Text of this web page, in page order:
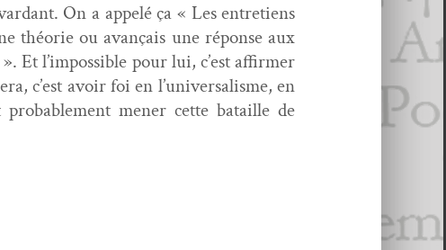
On a appelé ça « Les entre­tiens
théorie ou avançais une réponse aux
Et l’impossible pour lui, c’est affirmer
c’est avoir foi en l’universalisme, en
prob­a­ble­ment men­er cette bataille de